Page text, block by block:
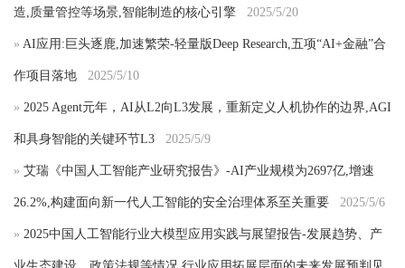
造,质量管控等场景,智能制造的核心引擎 2025/5/20
» AI应用:巨头逐鹿,加速繁荣-轻量版Deep Research,五项“AI+金融”合
作项目落地 2025/5/10
» 2025 Agent元年，AI从L2向L3发展，重新定义人机协作的边界,AGI
和具身智能的关键环节L3 2025/5/9
» 艾瑞《中国人工智能产业研究报告》-AI产业规模为2697亿,增速
26.2%,构建面向新一代人工智能的安全治理体系至关重要 2025/5/6
» 2025中国人工智能行业大模型应用实践与展望报告-发展趋势、产